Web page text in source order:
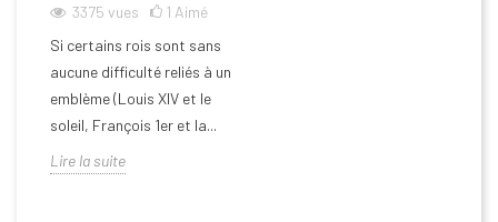
3375 vues 1 Aimé
Si certains rois sont sans
aucune difficulté reliés à un
emblème (Louis XIV et le
soleil, François 1er et la...
Lire la suite